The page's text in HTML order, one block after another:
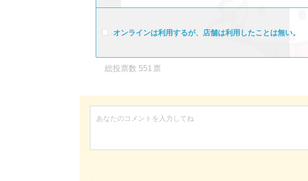
オンラインは利用するが、店舗は利用したことは無い。
551